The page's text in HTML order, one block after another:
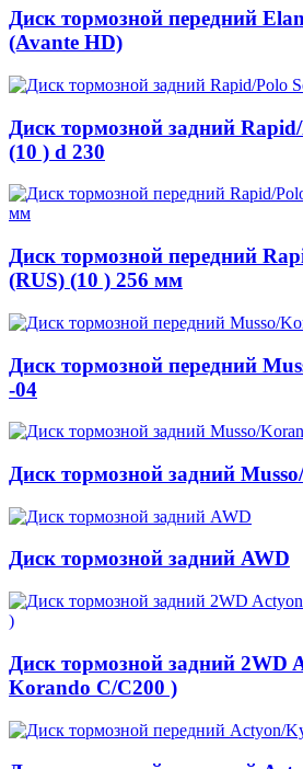
Диск тормозной передний
(Avante HD)
Диск тормозной задний
(10 ) d 230
Диск тормозной передний
(RUS) (10 ) 256 мм
Диск тормозной передний
-04
Диск тормозной задний
Диск тормозной задний AWD
Диск тормозной задний 2WD
Korando C/C200 )